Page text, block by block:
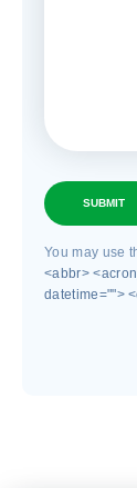
SUBMIT
You may use
<abbr>
datetime="">